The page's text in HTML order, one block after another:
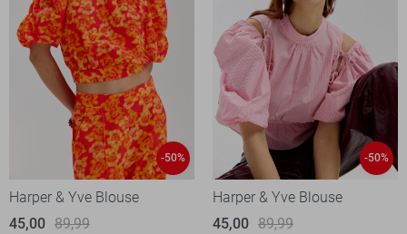
-50%
Harper & Yve Blouse
45,00 89,99
-50%
Harper & Yve Blouse
45,00 89,99